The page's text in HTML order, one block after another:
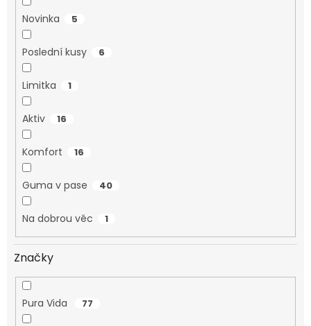
Novinka 5
Poslední kusy 6
Limitka 1
Aktiv 16
Komfort 16
Guma v pase 40
Na dobrou věc 1
Značky
Pura Vida 77